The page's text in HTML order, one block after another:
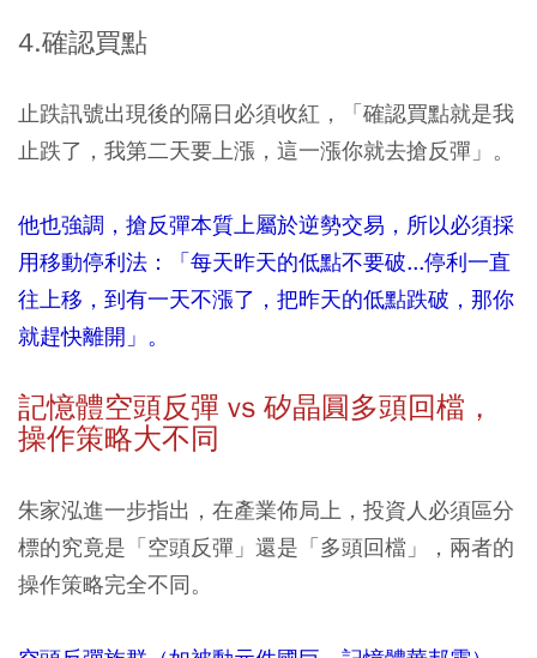
4.確認買點
止跌訊號出現後的隔日必須收紅，「確認買點就是我
止跌了，我第二天要上漲，這一漲你就去搶反彈」。
他也強調，搶反彈本質上屬於逆勢交易，所以必須採
用移動停利法：「每天昨天的低點不要破...停利一直
往上移，到有一天不漲了，把昨天的低點跌破，那你
就趕快離開」。
記憶體空頭反彈 vs 矽晶圓多頭回檔，
操作策略大不同
朱家泓進一步指出，在產業佈局上，投資人必須區分
標的究竟是「空頭反彈」還是「多頭回檔」，兩者的
操作策略完全不同。